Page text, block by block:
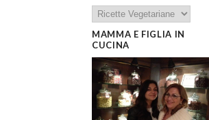
MAMMA E FIGLIA IN
CUCINA